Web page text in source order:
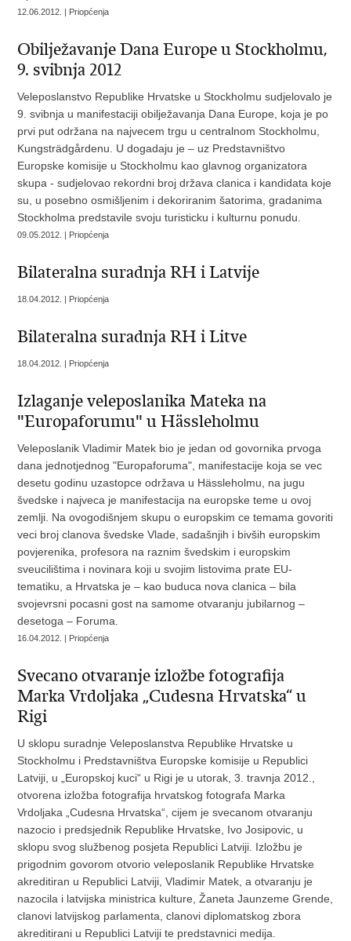
12.06.2012. | Priopćenja
Obilježavanje Dana Europe u Stockholmu,
9. svibnja 2012
Veleposlanstvo Republike Hrvatske u Stockholmu sudjelovalo je
9. svibnja u manifestaciji obilježavanja Dana Europe, koja je po
prvi put održana na najvecem trgu u centralnom Stockholmu,
Kungsträdgårdenu. U dogadaju je – uz Predstavništvo
Europske komisije u Stockholmu kao glavnog organizatora
skupa - sudjelovao rekordni broj država clanica i kandidata koje
su, u posebno osmišljenim i dekoriranim šatorima, gradanima
Stockholma predstavile svoju turisticku i kulturnu ponudu.
09.05.2012. | Priopćenja
Bilateralna suradnja RH i Latvije
18.04.2012. | Priopćenja
Bilateralna suradnja RH i Litve
18.04.2012. | Priopćenja
Izlaganje veleposlanika Mateka na
"Europaforumu" u Hässleholmu
Veleposlanik Vladimir Matek bio je jedan od govornika prvoga
dana jednotjednog "Europaforuma", manifestacije koja se vec
desetu godinu uzastopce održava u Hässleholmu, na jugu
švedske i najveca je manifestacija na europske teme u ovoj
zemlji. Na ovogodišnjem skupu o europskim ce temama govoriti
veci broj clanova švedske Vlade, sadašnjih i bivših europskim
povjerenika, profesora na raznim švedskim i europskim
sveucilištima i novinara koji u svojim listovima prate EU-
tematiku, a Hrvatska je – kao buduca nova clanica – bila
svojevrsni pocasni gost na samome otvaranju jubilarnog –
desetoga – Foruma.
16.04.2012. | Priopćenja
Svecano otvaranje izložbe fotografija
Marka Vrdoljaka „Cudesna Hrvatska“ u
Rigi
U sklopu suradnje Veleposlanstva Republike Hrvatske u
Stockholmu i Predstavništva Europske komisije u Republici
Latviji, u „Europskoj kuci“ u Rigi je u utorak, 3. travnja 2012.,
otvorena izložba fotografija hrvatskog fotografa Marka
Vrdoljaka „Cudesna Hrvatska“, cijem je svecanom otvaranju
nazocio i predsjednik Republike Hrvatske, Ivo Josipovic, u
sklopu svog službenog posjeta Republici Latviji. Izložbu je
prigodnim govorom otvorio veleposlanik Republike Hrvatske
akreditiran u Republici Latviji, Vladimir Matek, a otvaranju je
nazocila i latvijska ministrica kulture, Žaneta Jaunzeme Grende,
clanovi latvijskog parlamenta, clanovi diplomatskog zbora
akreditirani u Republici Latviji te predstavnici medija.